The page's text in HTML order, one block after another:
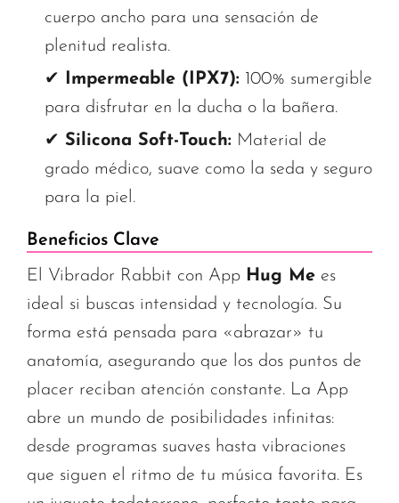
cuerpo ancho para una sensación de
plenitud realista.
✔ Impermeable (IPX7): 100% sumergible
para disfrutar en la ducha o la bañera.
✔ Silicona Soft-Touch: Material de
grado médico, suave como la seda y seguro
para la piel.
Beneficios Clave
El Vibrador Rabbit con App Hug Me es
ideal si buscas intensidad y tecnología. Su
forma está pensada para «abrazar» tu
anatomía, asegurando que los dos puntos de
placer reciban atención constante. La App
abre un mundo de posibilidades infinitas:
desde programas suaves hasta vibraciones
que siguen el ritmo de tu música favorita. Es